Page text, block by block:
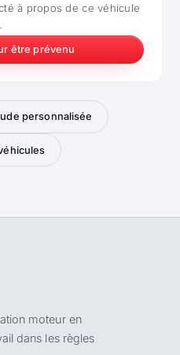
à propos de ce véhicule
être prévenu
personnalisée
moteur en
dans les règles